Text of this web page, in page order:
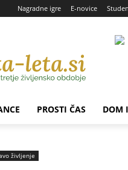
Nagradne igre E-novice
PROSTI ČAS DOM
življenje